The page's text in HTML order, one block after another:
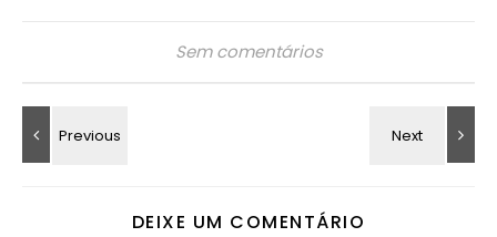
Sem comentários
DEIXE UM COMENTÁRIO